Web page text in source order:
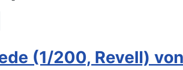
(1/200, Revell)